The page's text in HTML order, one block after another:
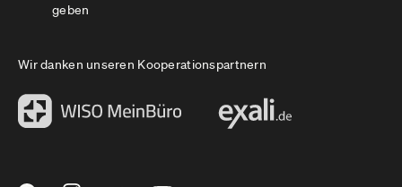
geben
Wir danken unseren Kooperationspartnern